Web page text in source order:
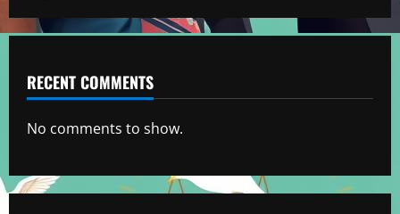
RECENT COMMENTS
No comments to show.